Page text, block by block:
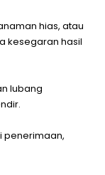
hias, atau
kesegaran hasil
lubang
penerimaan,